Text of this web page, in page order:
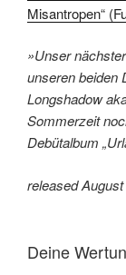
YouTube
anzeigen
Misantropen“
»Unser
unseren beiden
Longshadow
Sommerzeit
Debütalbum
released
Deine